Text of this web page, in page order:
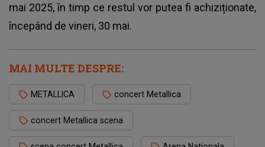
mai 2025, în timp ce restul vor putea fi achiziționate,
începând de vineri, 30 mai.
MAI MULTE DESPRE:
METALLICA concert Metallica
concert Metallica scena